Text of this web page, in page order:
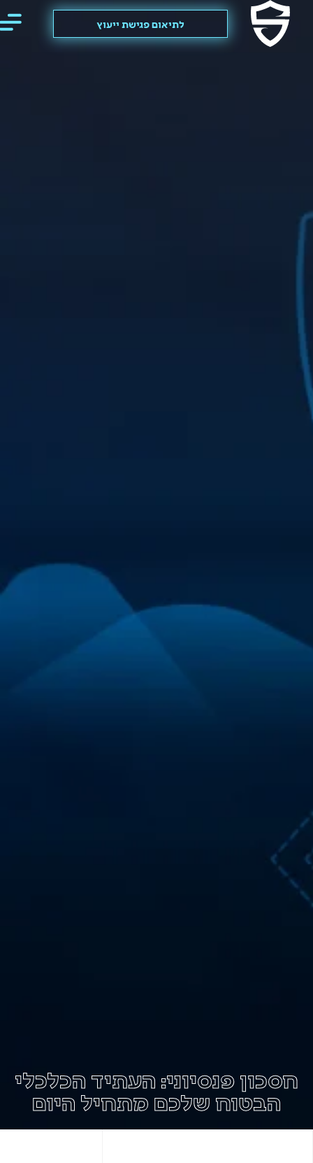
לתיאום פגישת ייעוץ
פנסיוני: העתיד הכלכלי
הבטוח שלכם מתחיל היום